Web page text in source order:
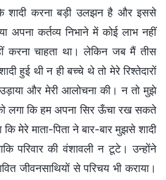
शादी करना बड़ी उलझन है और इससे
कर्तव्य निभाने में कोई लाभ नहीं
करना चाहता था। लेकिन जब मैं तीस
हुई थी न ही बच्चे थे तो मेरे रिश्तेदारों
और मेरी आलोचना की। न तो मुझे
लगा कि हम अपना सिर ऊँचा रख सकते
मेरे माता-पिता ने बार-बार मुझसे शादी
परिवार की वंशावली न टूटे। उन्होंने
जीवनसाथियों से परिचय भी कराया।